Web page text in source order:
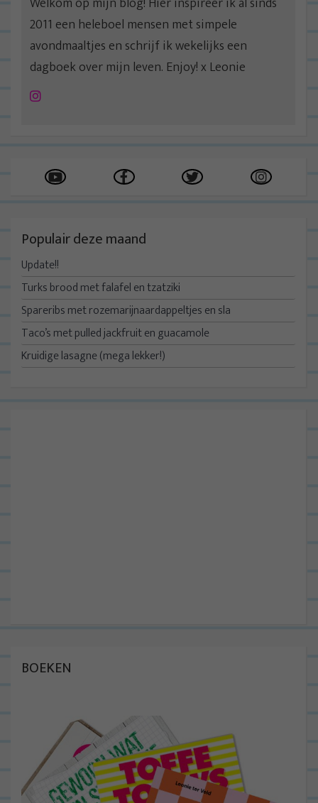
2011 een heleboel mensen met simpele
avondmaaltjes en schrijf ik wekelijks een
dagboek over mijn leven. Enjoy! x Leonie
Instagram
Populair deze maand
Update!!
Turks brood met falafel en tzatziki
Spareribs met rozemarijnaardappeltjes en sla
Taco’s met pulled jackfruit en guacamole
Kruidige lasagne (mega lekker!)
BOEKEN